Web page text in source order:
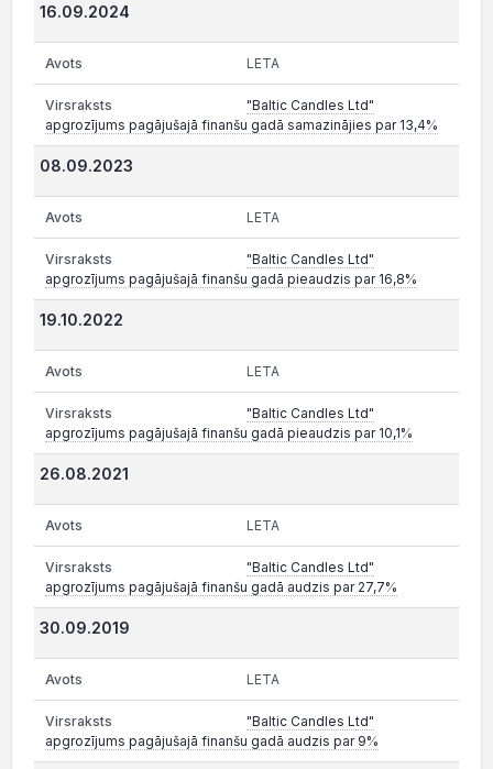
16.09.2024
LETA
"Baltic Candles Ltd"
apgrozījums pagājušajā finanšu gadā samazinājies par 13,4%
08.09.2023
LETA
"Baltic Candles Ltd"
apgrozījums pagājušajā finanšu gadā pieaudzis par 16,8%
19.10.2022
LETA
"Baltic Candles Ltd"
apgrozījums pagājušajā finanšu gadā pieaudzis par 10,1%
26.08.2021
LETA
"Baltic Candles Ltd"
apgrozījums pagājušajā finanšu gadā audzis par 27,7%
30.09.2019
LETA
"Baltic Candles Ltd"
apgrozījums pagājušajā finanšu gadā audzis par 9%